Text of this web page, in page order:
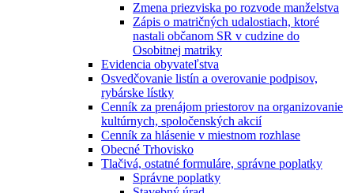
Zmena priezviska po rozvode manželstva
Zápis o matričných udalostiach, ktoré
nastali občanom SR v cudzine do
Osobitnej matriky
Evidencia obyvateľstva
Osvedčovanie listín a overovanie podpisov,
rybárske lístky
Cenník za prenájom priestorov na organizovanie
kultúrnych, spoločenských akcií
Cenník za hlásenie v miestnom rozhlase
Obecné Trhovisko
Tlačivá, ostatné formuláre, správne poplatky
Správne poplatky